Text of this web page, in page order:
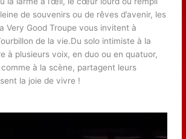
de souvenirs ou de rêves d’avenir, les
Very Good Troupe vous invitent à
de la vie.Du solo intimiste à la
à plusieurs voix, en duo ou en quatuor,
à la scène, partagent leurs
la joie de vivre !